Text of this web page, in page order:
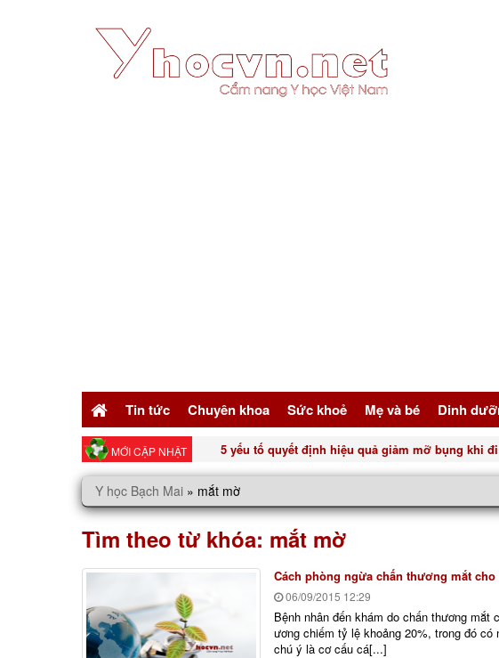
Tin tức Chuyên khoa Sức khoẻ Mẹ và bé Dinh
MỚI CẬP NHẬT 5 yếu tố quyết định hiệu quả giảm mỡ bụng khi
Y học Bạch Mai » mắt mờ
mắt mờ
Tìm theo từ khóa:
Cách phòng ngừa chấn thương mắt
06/09/2015 12:29
Bệnh nhân đến khám do chấn thương mắt
ương chiếm tỷ lệ khoảng 20%, trong đó
chú ý là cơ cấu cá[...]